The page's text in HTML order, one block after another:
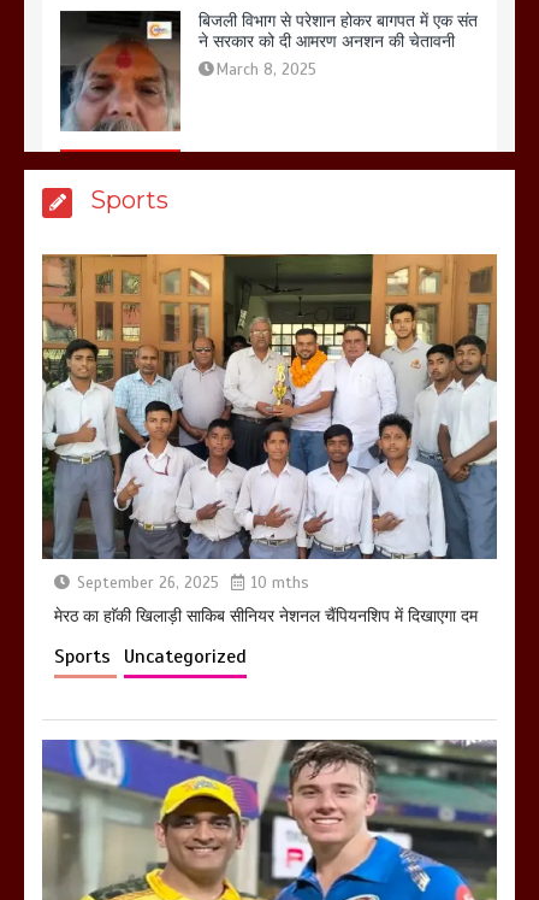
March 8, 2025
होलिका रखने पर लात मार कर होलिका को किया
तहस नहस,मोहल्ले वालों के साथ की गई गाली
गलोच ,कहा अगर रखी गई होली तो होगा खून
खराबा,
March 11, 2025
Sports
September 26, 2025 10 mths
मेरठ का हाॅकी खिलाड़ी साकिब सीनियर नेशनल चैंपियनशिप में दिखाएगा दम
Sports Uncategorized